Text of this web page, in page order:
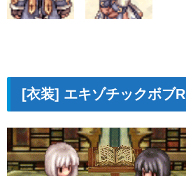
[衣装] エキゾチックボブR